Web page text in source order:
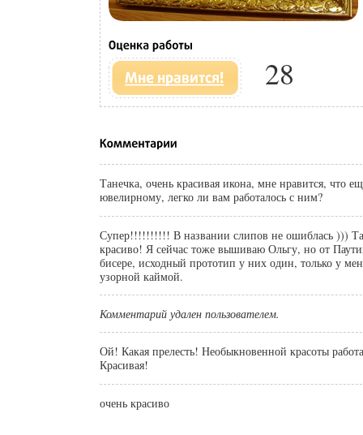
28
Танечка, очень красивая икона, мне нравится, что
ювелирному, легко ли вам работалось с ним?
Супер!!!!!!!!!! В названии слипов не ошиблась )))
красиво! Я сейчас тоже вышиваю Ольгу, но от
бисере, исходный прототип у них один, только у
узорной каймой.
Комментарий удален пользователем.
Ой! Какая прелесть! Необыкновенной красоты
Красивая!
очень красиво